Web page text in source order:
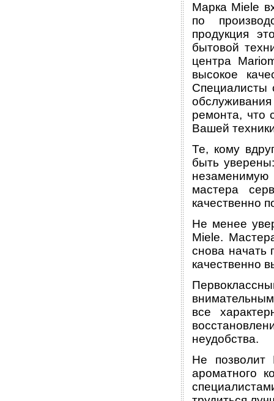
Марка Miele
по
продукция
бытовой
центра
высокое
Специалисты
ремонта, что
Вашей
Те, кому
быть
мастера
качественно
Не менее
Miele.
снова начать
качественно
все
неудобства.
Не позволит
ароматного